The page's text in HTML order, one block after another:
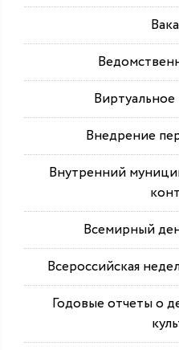
Внедрение
Внутренний
Всемирный
Всероссийская
Годовые отчеты о